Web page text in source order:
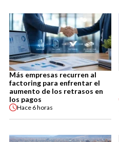
Más empresas recurren al
factoring para enfrentar el
aumento de los retrasos en
los pagos
Hace 6 horas